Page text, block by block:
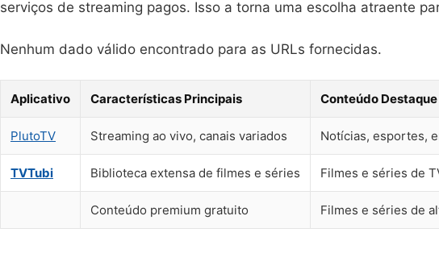
serviços de streaming pagos. Isso a torna uma escolha atraente
Nenhum dado válido encontrado para as URLs fornecidas.
Aplicativo Características Principais Conteúdo Destaque
PlutoTV Streaming ao vivo, canais variados Notícias, esportes,
TVTubi Biblioteca extensa de filmes e séries Filmes e séries de
Conteúdo premium gratuito Filmes e séries de